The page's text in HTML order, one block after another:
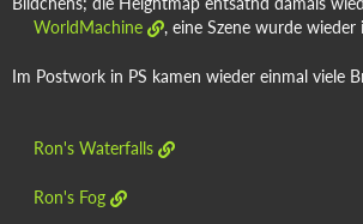
WorldMachine
, eine Szene wurde wieder
Im Postwork in PS kamen wieder einmal viele
Ron's Waterfalls
Ron's Fog